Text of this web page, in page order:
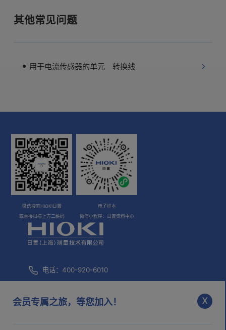
会员专属之旅，等您加入！ x
其他常见问题
用于电流传感器的单元 转换线
微信搜索HIOKI日置
或直接扫描上方二维码
电子样本
微信小程序：日置资料中心
电话：400-920-6010
市场部邮箱：mkt@hioki.com.cn